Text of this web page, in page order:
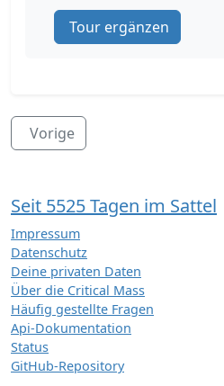
Tour ergänzen
Vorige
Seit 5525 Tagen im Sattel
Impressum
Datenschutz
Deine privaten Daten
Über die Critical Mass
Häufig gestellte Fragen
Api-Dokumentation
Status
GitHub-Repository